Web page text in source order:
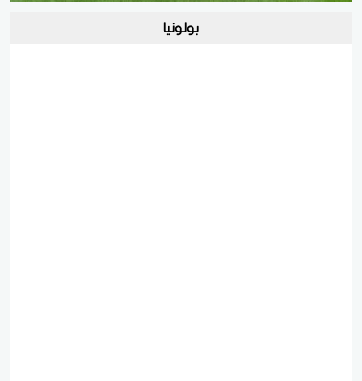
بولونيا